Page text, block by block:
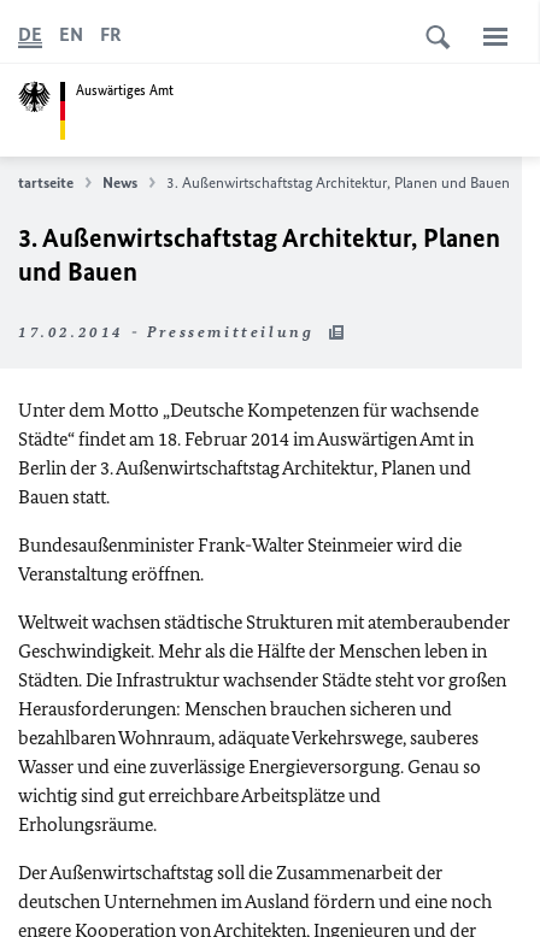
Auswärtiges Amt
DE EN FR
Startseite News 3. Außenwirtschaftstag Architektur, Planen und Bauen
3. Außenwirtschaftstag Architektur, Planen
und Bauen
17.02.2014 - Pressemitteilung
Unter dem Motto „Deutsche Kompetenzen für wachsende
Städte“ findet am 18. Februar 2014 im Auswärtigen Amt in
Berlin der 3. Außenwirtschaftstag Architektur, Planen und
Bauen statt.
Bundesaußenminister Frank-Walter Steinmeier wird die
Veranstaltung eröffnen.
Weltweit wachsen städtische Strukturen mit atemberaubender
Geschwindigkeit. Mehr als die Hälfte der Menschen leben in
Städten. Die Infrastruktur wachsender Städte steht vor großen
Herausforderungen: Menschen brauchen sicheren und
bezahlbaren Wohnraum, adäquate Verkehrswege, sauberes
Wasser und eine zuverlässige Energieversorgung. Genau so
wichtig sind gut erreichbare Arbeitsplätze und
Erholungsräume.
Der Außenwirtschaftstag soll die Zusammenarbeit der
deutschen Unternehmen im Ausland fördern und eine noch
engere Kooperation von Architekten, Ingenieuren und der